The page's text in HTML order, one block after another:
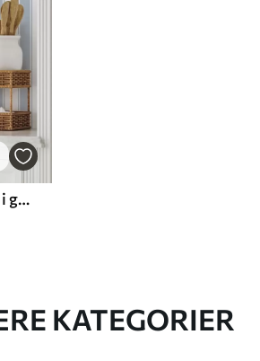
Versjon med repeterende striper i gråblå toner
KATEGORIER